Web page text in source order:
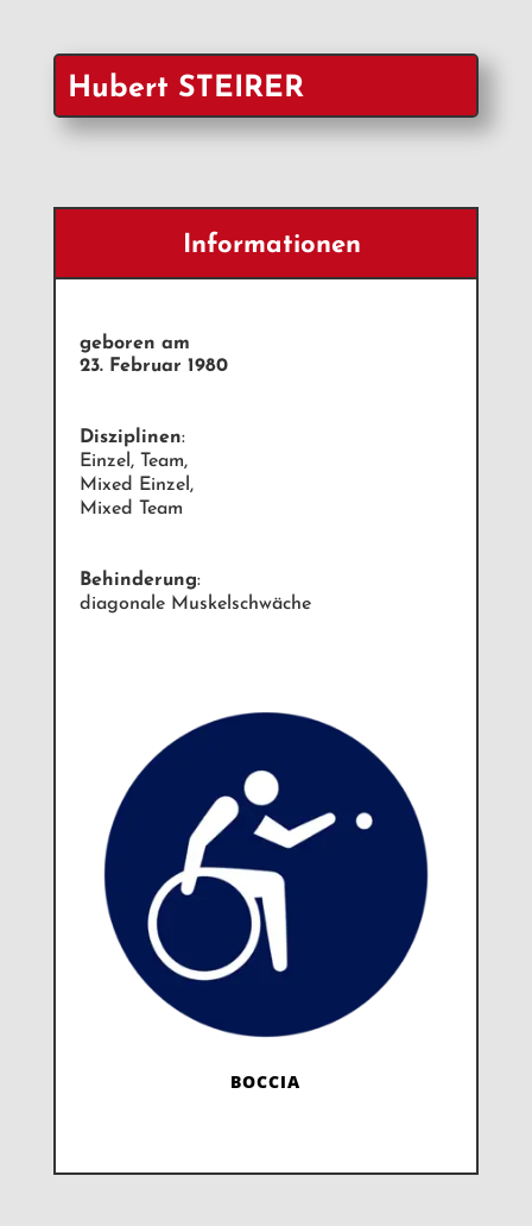
Hubert STEIRER
Informationen
geboren am
23. Februar 1980
Disziplinen:
Einzel, Team,
Mixed Einzel,
Mixed Team
Behinderung:
diagonale Muskelschwäche
BOCCIA